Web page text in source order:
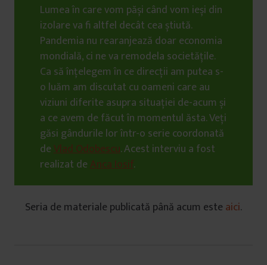
Lumea în care vom păși când vom ieși din
izolare va fi altfel decât cea știută.
Pandemia nu rearanjează doar economia
mondială, ci ne va remodela societățile.
Ca să înțelegem în ce direcții am putea s-
o luăm am discutat cu oameni care au
viziuni diferite asupra situației de-acum și
a ce avem de făcut în momentul ăsta. Veți
găsi gândurile lor într-o serie coordonată
deVlad Odobescu. Acest interviu a fost
realizat deAnca Iosif.
Seria de materiale publicată până acum este aici.